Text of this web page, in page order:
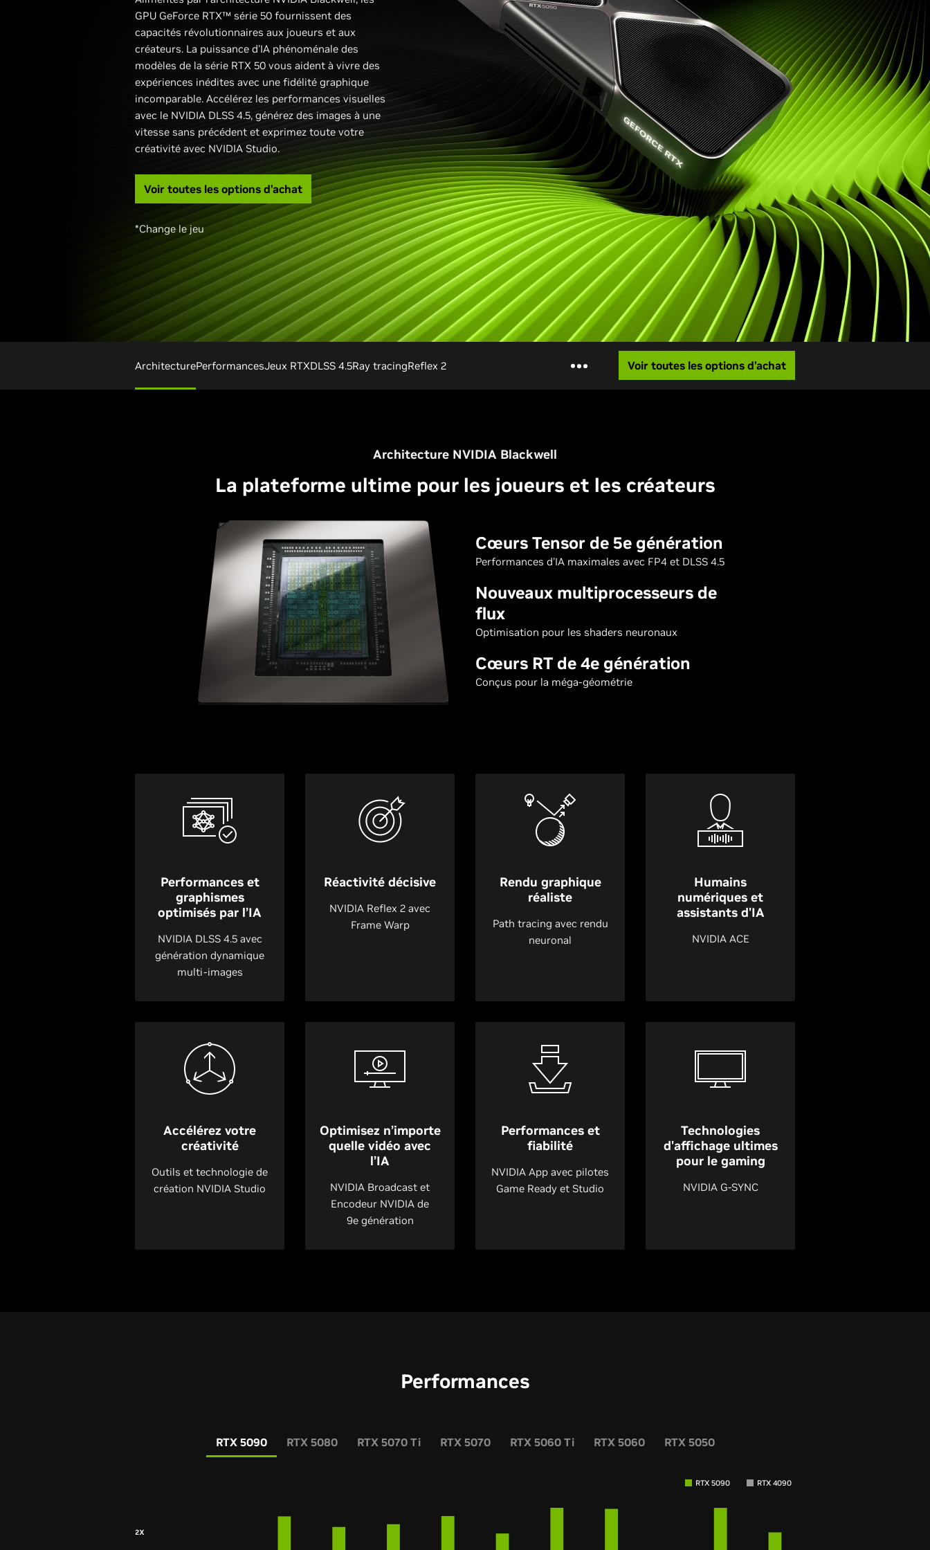
GPU GeForce RTX™ série 50 fournissent des
capacités révolutionnaires aux joueurs et aux
créateurs. La puissance d'IA phénoménale des
modèles de la série RTX 50 vous aident à vivre des
expériences inédites avec une fidélité graphique
incomparable. Accélérez les performances visuelles
avec le NVIDIA DLSS 4.5, générez des images à une
vitesse sans précédent et exprimez toute votre
créativité avec NVIDIA Studio.
Voir toutes les options d’achat
*Change le jeu
ArchitecturePerformancesJeux RTXDLSS 4.5Ray tracingReflex 2 Voir toutes les options d’achat
Architecture NVIDIA Blackwell
La plateforme ultime pour les joueurs et les créateurs
Cœurs Tensor de 5e génération
Performances d'IA maximales avec FP4 et DLSS 4.5
Nouveaux multiprocesseurs de
flux
Optimisation pour les shaders neuronaux
Cœurs RT de 4e génération
Conçus pour la méga-géométrie
Performances et
graphismes
optimisés par l’IA
NVIDIA DLSS 4.5 avec
génération dynamique
multi-images
Réactivité décisive
NVIDIA Reflex 2 avec
Frame Warp
Rendu graphique
réaliste
Path tracing avec rendu
neuronal
Humains
numériques et
assistants d'IA
NVIDIA ACE
Accélérez votre
créativité
Outils et technologie de
création NVIDIA Studio
Optimisez n’importe
quelle vidéo avec
l’IA
NVIDIA Broadcast et
Encodeur NVIDIA de
9e génération
Performances et
fiabilité
NVIDIA App avec pilotes
Game Ready et Studio
Technologies
d'affichage ultimes
pour le gaming
NVIDIA G-SYNC
Performances
RTX 5090 RTX 5080 RTX 5070 Ti RTX 5070 RTX 5060 Ti RTX 5060 RTX 5050
RTX 5090 RTX 4090